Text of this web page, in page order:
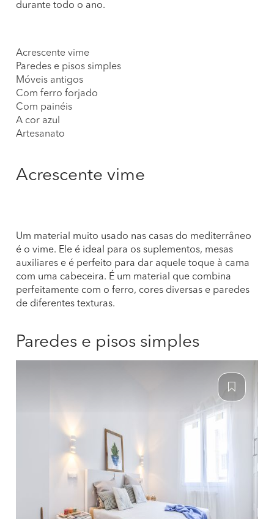
durante todo o ano.
Acrescente vime
Paredes e pisos simples
Móveis antigos
Com ferro forjado
Com painéis
A cor azul
Artesanato
Acrescente vime
Um material muito usado nas casas do mediterrâneo
é o vime. Ele é ideal para os suplementos, mesas
auxiliares e é perfeito para dar aquele toque à cama
com uma cabeceira. É um material que combina
perfeitamente com o ferro, cores diversas e paredes
de diferentes texturas.
Paredes e pisos simples